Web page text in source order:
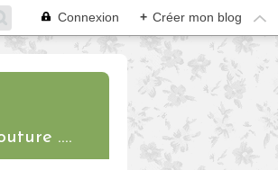
Connexion + Créer mon blog
....